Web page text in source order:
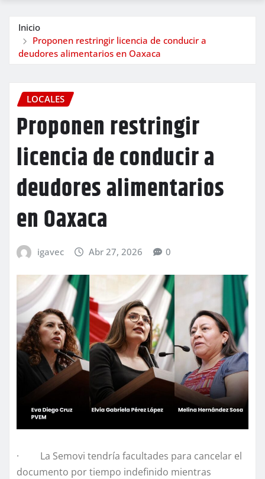
Inicio
Proponen restringir licencia de conducir a
deudores alimentarios en Oaxaca
LOCALES
Proponen restringir
licencia de conducir a
deudores alimentarios
en Oaxaca
igavec Abr 27, 2026 0
· La Semovi tendría facultades para cancelar el
documento por tiempo indefinido mientras